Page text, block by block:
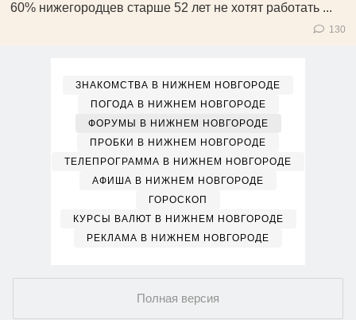
60% нижегородцев старше 52 лет не хотят работать ...
130
ЗНАКОМСТВА В НИЖНЕМ НОВГОРОДЕ
ПОГОДА В НИЖНЕМ НОВГОРОДЕ
ФОРУМЫ В НИЖНЕМ НОВГОРОДЕ
ПРОБКИ В НИЖНЕМ НОВГОРОДЕ
ТЕЛЕПРОГРАММА В НИЖНЕМ НОВГОРОДЕ
АФИША В НИЖНЕМ НОВГОРОДЕ
ГОРОСКОП
КУРСЫ ВАЛЮТ В НИЖНЕМ НОВГОРОДЕ
РЕКЛАМА В НИЖНЕМ НОВГОРОДЕ
Полная версия